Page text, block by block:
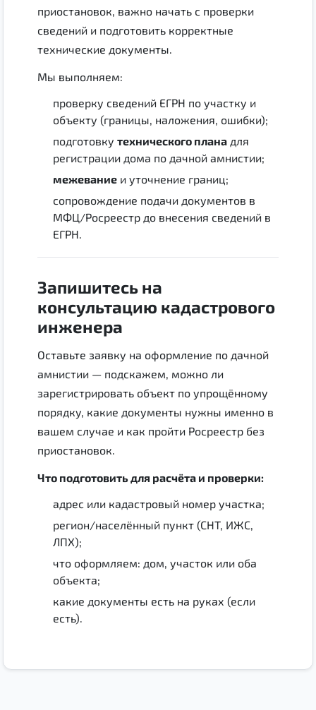
приостановок, важно начать с проверки
сведений и подготовить корректные
технические документы.
Мы выполняем:
проверку сведений ЕГРН по участку и
объекту (границы, наложения, ошибки);
подготовку технического плана для
регистрации дома по дачной амнистии;
межевание и уточнение границ;
сопровождение подачи документов в
МФЦ/Росреестр до внесения сведений в
ЕГРН.
Запишитесь на
консультацию кадастрового
инженера
Оставьте заявку на оформление по дачной
амнистии — подскажем, можно ли
зарегистрировать объект по упрощённому
порядку, какие документы нужны именно в
вашем случае и как пройти Росреестр без
приостановок.
Что подготовить для расчёта и проверки:
адрес или кадастровый номер участка;
регион/населённый пункт (СНТ, ИЖС,
ЛПХ);
что оформляем: дом, участок или оба
объекта;
какие документы есть на руках (если
есть).